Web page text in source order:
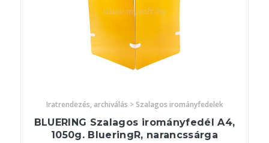
Iratrendezés, archiválás > Szalagos irományfedelek
BLUERING Szalagos irományfedél A4,
1050g. BlueringR, narancssárga